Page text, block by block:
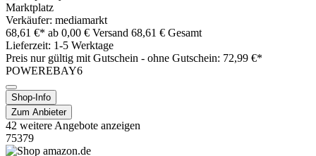
Marktplatz
Verkäufer: mediamarkt
68,61 €* ab 0,00 € Versand 68,61 € Gesamt
Lieferzeit: 1-5 Werktage
Preis nur gültig mit Gutschein - ohne Gutschein: 72,99 €*
POWEREBAY6
Shop-Info
Zum Anbieter
42 weitere Angebote anzeigen
75379